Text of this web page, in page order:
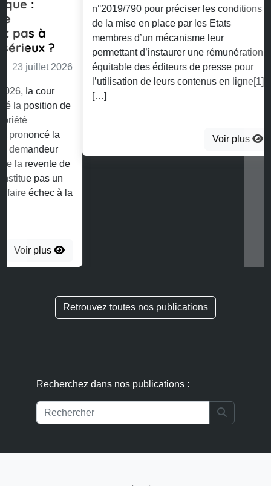
n°2019/790 pour préciser les conditions
de la mise en place par les Etats
membres d’un mécanisme leur
permettant d’instaurer une rémunération
équitable des éditeurs de presse pour
l’utilisation de leurs contenus en ligne[1].
[…]
Retrouvez toutes nos publications
Suivez nos actualités IP IT :
S'abonner à la newsletter
Accueil
Informations légales